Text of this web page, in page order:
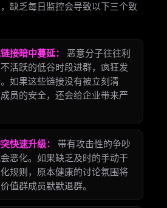
缺乏每日监控会导致以下三个致
接暗中蔓延：
恶意分子往往利
活跃的低谷时段进群，疯狂发
如果这些链接没有被立刻清
员的安全，还会给企业带来严
快速升级：
带有攻击性的争吵
恶化。如果缺乏及时的手动干
规则，原本健康的讨论氛围将
值群成员默默退群。